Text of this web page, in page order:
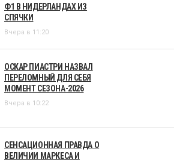
Ф1 В НИДЕРЛАНДАХ ИЗ
СПЯЧКИ
Вчера в 11:20
ОСКАР ПИАСТРИ НАЗВАЛ
ПЕРЕЛОМНЫЙ ДЛЯ СЕБЯ
МОМЕНТ СЕЗОНА-2026
Вчера в 10:22
СЕНСАЦИОННАЯ ПРАВДА О
ВЕЛИЧИИ МАРКЕСА И